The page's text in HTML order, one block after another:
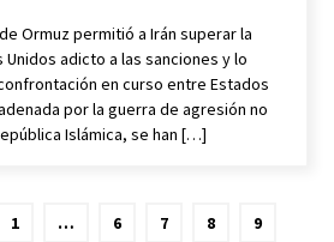
Ormuz permitió a Irán superar la
adicto a las sanciones y lo
en curso entre Estados
por la guerra de agresión no
Islámica, se han […]
1 … 6 7 8
9